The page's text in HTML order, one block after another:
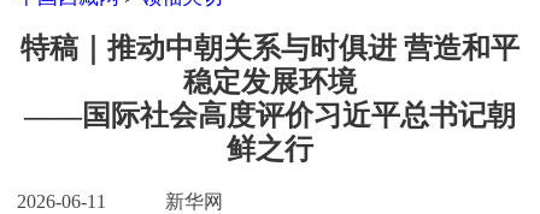
特稿｜推动中朝关系与时俱进 营造和平
稳定发展环境
——国际社会高度评价习近平总书记朝
鲜之行
2026-06-11 新华网